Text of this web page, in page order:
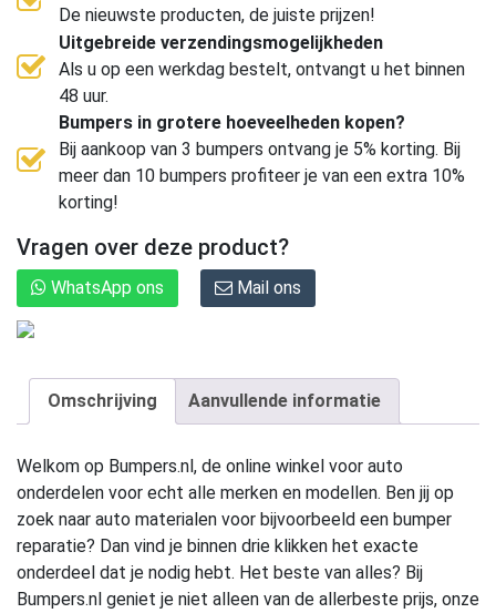
De nieuwste producten, de juiste prijzen!
Uitgebreide verzendingsmogelijkheden
Als u op een werkdag bestelt, ontvangt u het binnen
48 uur.
Bumpers in grotere hoeveelheden kopen?
Bij aankoop van 3 bumpers ontvang je 5% korting. Bij
meer dan 10 bumpers profiteer je van een extra 10%
korting!
Vragen over deze product?
WhatsApp ons Mail ons
Omschrijving Aanvullende informatie
Welkom op Bumpers.nl, de online winkel voor auto
onderdelen voor echt alle merken en modellen. Ben jij op
zoek naar auto materialen voor bijvoorbeeld een bumper
reparatie? Dan vind je binnen drie klikken het exacte
onderdeel dat je nodig hebt. Het beste van alles? Bij
Bumpers.nl geniet je niet alleen van de allerbeste prijs, onze